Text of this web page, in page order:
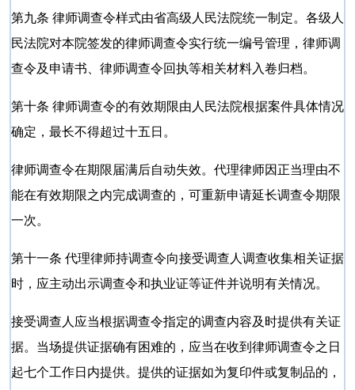
第九条 律师调查令样式由省高级人民法院统一制定。各级人
民法院对本院签发的律师调查令实行统一编号管理，律师调
查令及申请书、律师调查令回执等相关材料入卷归档。
第十条 律师调查令的有效期限由人民法院根据案件具体情况
确定，最长不得超过十五日。
律师调查令在期限届满后自动失效。代理律师因正当理由不
能在有效期限之内完成调查的，可重新申请延长调查令期限
一次。
第十一条 代理律师持调查令向接受调查人调查收集相关证据
时，应主动出示调查令和执业证等证件并说明有关情况。
接受调查人应当根据调查令指定的调查内容及时提供有关证
据。当场提供证据确有困难的，应当在收到律师调查令之日
起七个工作日内提供。提供的证据如为复印件或复制品的，